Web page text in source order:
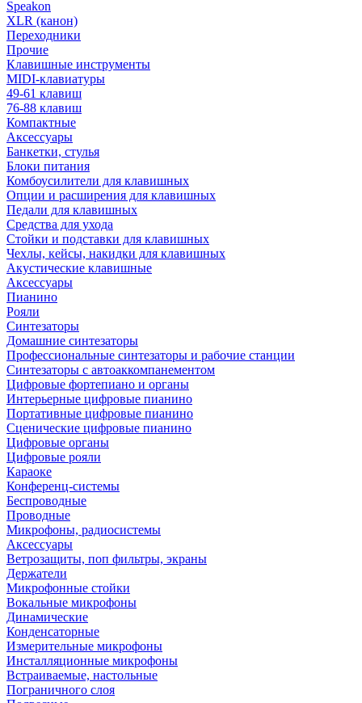
Speakon
XLR (канон)
Переходники
Прочие
Клавишные инструменты
MIDI-клавиатуры
49-61 клавиш
76-88 клавиш
Компактные
Аксессуары
Банкетки, стулья
Блоки питания
Комбоусилители для клавишных
Опции и расширения для клавишных
Педали для клавишных
Средства для ухода
Стойки и подставки для клавишных
Чехлы, кейсы, накидки для клавишных
Акустические клавишные
Аксессуары
Пианино
Рояли
Синтезаторы
Домашние синтезаторы
Профессиональные синтезаторы и рабочие станции
Синтезаторы с автоаккомпанементом
Цифровые фортепиано и органы
Интерьерные цифровые пианино
Портативные цифровые пианино
Сценические цифровые пианино
Цифровые органы
Цифровые рояли
Караоке
Конференц-системы
Беспроводные
Проводные
Микрофоны, радиосистемы
Аксессуары
Ветрозащиты, поп фильтры, экраны
Держатели
Микрофонные стойки
Вокальные микрофоны
Динамические
Конденсаторные
Измерительные микрофоны
Инсталляционные микрофоны
Встраиваемые, настольные
Пограничного слоя